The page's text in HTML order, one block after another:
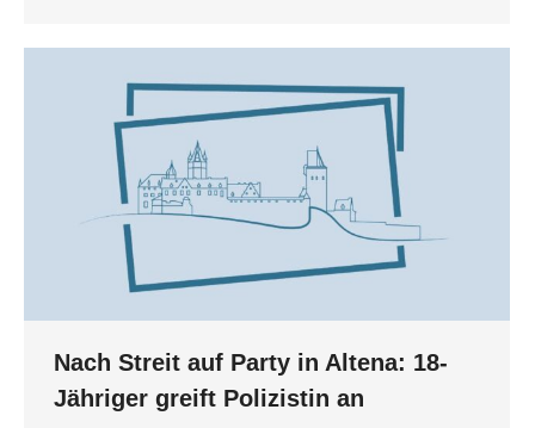
Nach Streit auf Party in Altena: 18-
Jähriger greift Polizistin an